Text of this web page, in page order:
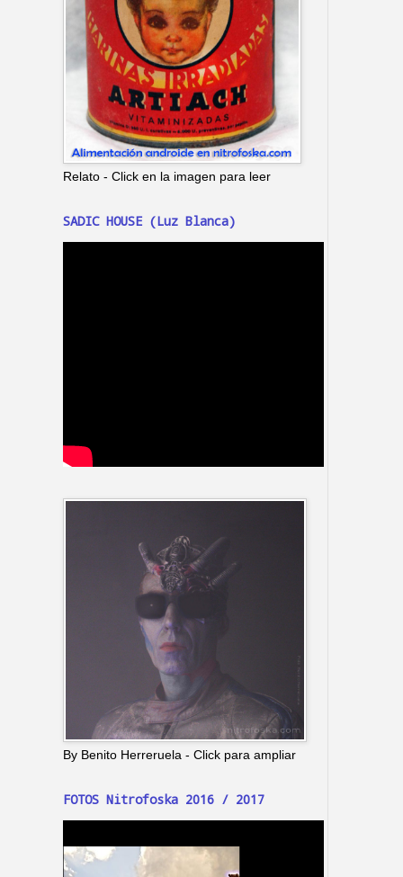
Relato - Click en la imagen para leer
SADIC HOUSE (Luz Blanca)
By Benito Herreruela - Click para ampliar
FOTOS Nitrofoska 2016 / 2017